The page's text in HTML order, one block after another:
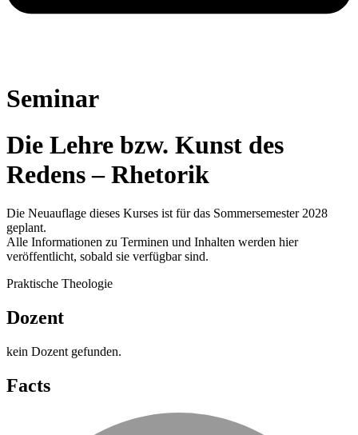
Seminar
Die Lehre bzw. Kunst des
Redens – Rhetorik
Die Neuauflage dieses Kurses ist für das Sommersemester 2028
geplant.
Alle Informationen zu Terminen und Inhalten werden hier
veröffentlicht, sobald sie verfügbar sind.
Praktische Theologie
Dozent
kein Dozent gefunden.
Facts